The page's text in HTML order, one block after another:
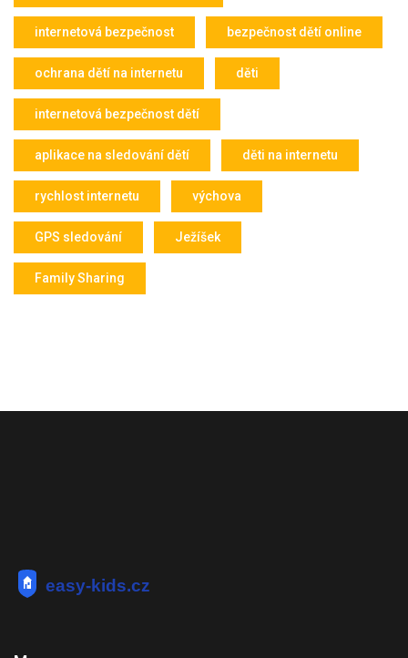
internetová bezpečnost bezpečnost dětí online
ochrana dětí na internetu děti
internetová bezpečnost dětí
aplikace na sledování dětí děti na internetu
rychlost internetu výchova
GPS sledování Ježíšek
Family Sharing